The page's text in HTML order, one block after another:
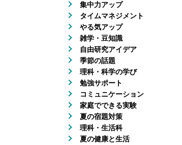
集中力アップ
タイムマネジメント
やる気アップ
雑学・豆知識
自由研究アイデア
季節の話題
理科・科学の学び
勉強サポート
コミュニケーション
家庭でできる実験
夏の宿題対策
理科・生活科
夏の健康と生活